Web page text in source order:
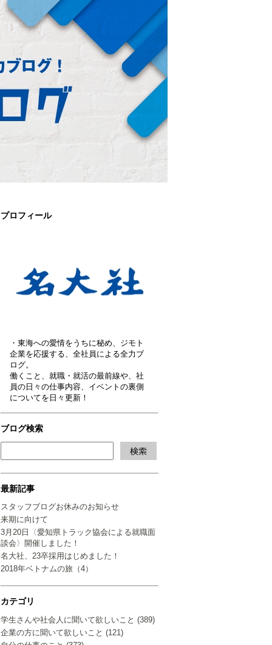
プロフィール
・東海への愛情をうちに秘め、ジモト
企業を応援する、全社員による全力ブ
ログ。
働くこと、就職・就活の最前線や、社
員の日々の仕事内容、イベントの裏側
についてを日々更新！
ブログ検索
最新記事
スタッフブログお休みのお知らせ
来期に向けて
3月20日〈愛知県トラック協会による就職面
談会〉開催しました！
名大社、23卒採用はじめました！
2018年ベトナムの旅（4）
カテゴリ
学生さんや社会人に聞いて欲しいこと (389)
企業の方に聞いて欲しいこと (121)